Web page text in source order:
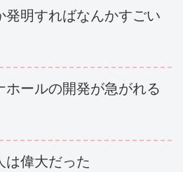
明すればなんかすごい
ールの開発が急がれる
は偉大だった